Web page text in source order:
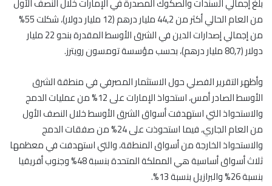
من العام الحالي أكثر من 44,2 مليار درهم (12 مليار دولار)، شكلت 55%
من إجمالي إصدارات الدين في الشرق الأوسط المقدرة بنحو 22 مليار
دولار (80,7 مليار درهم)، بحسب مؤسسة تومسون رويترز.
وأظهر التقرير الفصلي حول الاستثمار المصرفي في منطقة الشرق
الأوسط الصادر أمس، استحواذ الإمارات على 12% من عمليات الدمج
والاستحواذ التي استهدفت أسواق الشرق الأوسط خلال النصف الأول
من العام الجاري، فيما استحوذت على 24% من صفقات الدمج
والاستحواذ الخارجة من أسواق المنطقة، والتي استهدفت في معظمها
ثلاث أسواق أساسية هي المملكة المتحدة بنسبة 48% وجنوب أفريقيا
بنسبة 26% والبرازيل بنسبة 13%.